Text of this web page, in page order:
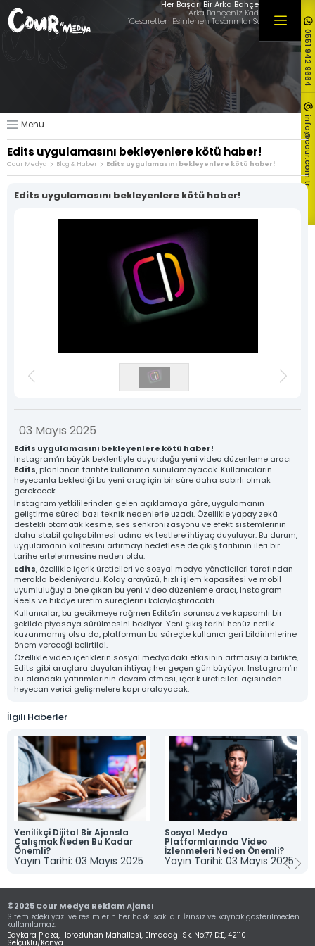
info@cour.com.tr
0551 942 9664
Grafik Tasarım
• Logo ve Kurumsal
Kimlik Tasarımı
• Katalog Tasarımı
• Ambalaj ve Kutu
Tasarımları
• Menü ve Broşür
Tasarımı
Tasarımları
Alanı Tasarımları
GRAFIK TASARıM
Web Tasarım ve
Yazılım
• Özel Web Sitesi
Tasarımı ve Yazılım
• Ekonomik Web
Sitesi Tasarımı ve
Yazılım
• Domain ve Hosting
• Yönetim Paneli
• SEO Uyumlu
Kodlama
• Web Güvenlik
Hizmetleri
Prodüksiyon
Hizmetleri
• Ürün Fotoğrafçılığı
• Tanıtım Filmi
Üretimi
• Fuar ve Etkinlik
Çekimleri
• Drone ile Hava
• Stüdyo Çekimleri
PRODüKSIYON
HIZMETLERI
Özel Web
Sitesi
Tasarımı
Ürün
Fotoğrafçılığı Görselleştirme
Ambalaj ve
Tasarımları
Tasarımı
Her Başarı Bir Arka Bahçede Başlar
Arka Bahçeniz Kadar Yakınız,
"Cesaretten Esinlenen Tasarımlar Sunuyoruz"
×
Hakkımızda
Referanslarımız
Tüm Referanslarımız
Blog & Haber
Menu
Edits uygulamasını bekleyenlere kötü haber!
Cour Medya Blog & Haber Edits uygulamasını bekleyenlere kötü haber!
Edits uygulamasını bekleyenlere kötü haber!
03 Mayıs 2025
Edits uygulamasını bekleyenlere kötü haber!
Instagram’ın büyük beklentiyle duyurduğu yeni video düzenleme aracı
Edits, planlanan tarihte kullanıma sunulamayacak. Kullanıcıların
heyecanla beklediği bu yeni araç için bir süre daha sabırlı olmak
gerekecek.
Instagram yetkililerinden gelen açıklamaya göre, uygulamanın
geliştirme süreci bazı teknik nedenlerle uzadı. Özellikle yapay zekâ
destekli otomatik kesme, ses senkronizasyonu ve efekt sistemlerinin
daha stabil çalışabilmesi adına ek testlere ihtiyaç duyuluyor. Bu durum,
uygulamanın kalitesini artırmayı hedeflese de çıkış tarihinin ileri bir
tarihe ertelenmesine neden oldu.
Edits, özellikle içerik üreticileri ve sosyal medya yöneticileri tarafından
merakla bekleniyordu. Kolay arayüzü, hızlı işlem kapasitesi ve mobil
uyumluluğuyla öne çıkan bu yeni video düzenleme aracı, Instagram
Reels ve hikâye üretim süreçlerini kolaylaştıracaktı.
Kullanıcılar, bu gecikmeye rağmen Edits’in sorunsuz ve kapsamlı bir
şekilde piyasaya sürülmesini bekliyor. Yeni çıkış tarihi henüz netlik
kazanmamış olsa da, platformun bu süreçte kullanıcı geri bildirimlerine
önem vereceği belirtildi.
Özellikle video içeriklerin sosyal medyadaki etkisinin artmasıyla birlikte,
Edits gibi araçlara duyulan ihtiyaç her geçen gün büyüyor. Instagram’ın
bu alandaki yatırımlarının devam etmesi, içerik üreticileri açısından
heyecan verici gelişmelere kapı aralayacak.
İlgili Haberler
Yenilikçi Dijital Bir Ajansla
Çalışmak Neden Bu Kadar
Önemli?
Yayın Tarihi: 03 Mayıs 2025
Sosyal Medya
Platformlarında Video
İzlenmeleri Neden Önemli?
Yayın Tarihi: 03 Mayıs 2025
©2025 Cour Medya Reklam Ajansı
Sitemizdeki yazı ve resimlerin her hakkı saklıdır. İzinsiz ve kaynak gösterilmeden
kullanılamaz.
Baykara Plaza, Horozluhan Mahallesi, Elmadağı Sk. No:77 D:E, 42110
Selçuklu/Konya